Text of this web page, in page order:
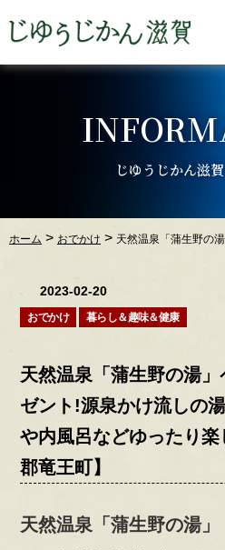
じゆうじかん滋
ホーム > おでかけ > 天然温泉「蒲生野の
2023-02-20
おでかけ 暮らし＆趣味＆健康
天然温泉「蒲生野の湯
ゼント!源泉かけ流しの
や内風呂などゆったり
郡竜王町】
天然温泉「蒲生野の湯」